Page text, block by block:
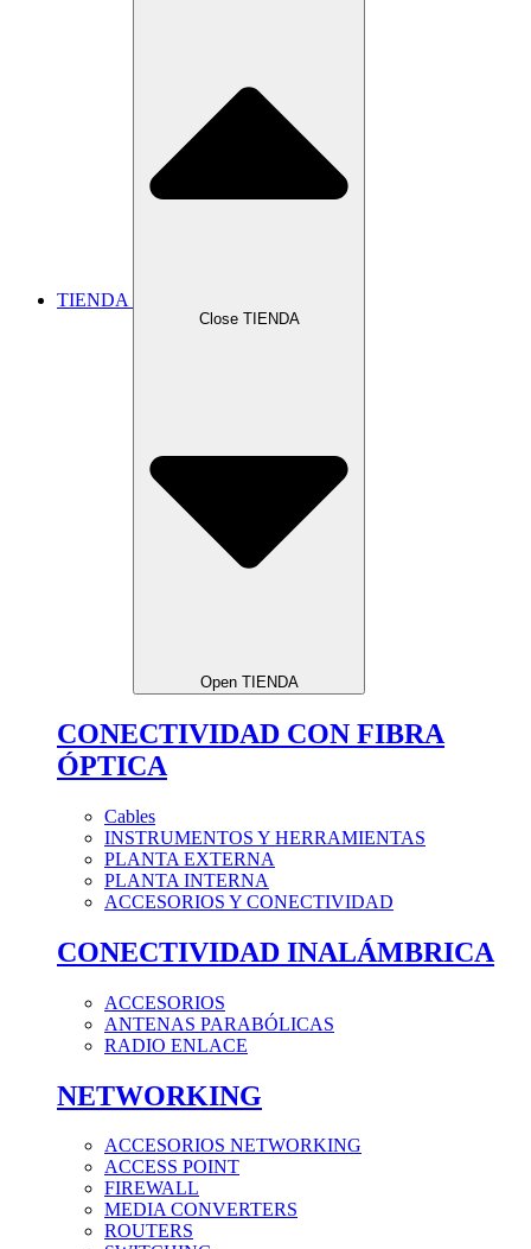
TIENDA
Close TIENDA
Open TIENDA
CONECTIVIDAD CON FIBRA
ÓPTICA
Cables
INSTRUMENTOS Y HERRAMIENTAS
PLANTA EXTERNA
PLANTA INTERNA
ACCESORIOS Y CONECTIVIDAD
CONECTIVIDAD INALÁMBRICA
ACCESORIOS
ANTENAS PARABÓLICAS
RADIO ENLACE
NETWORKING
ACCESORIOS NETWORKING
ACCESS POINT
FIREWALL
MEDIA CONVERTERS
ROUTERS